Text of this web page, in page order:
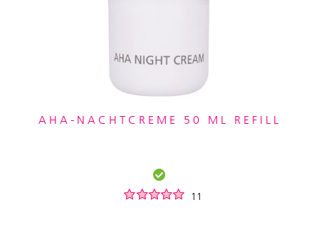
AHA-NACHTCREME 50 ML REFILL
11